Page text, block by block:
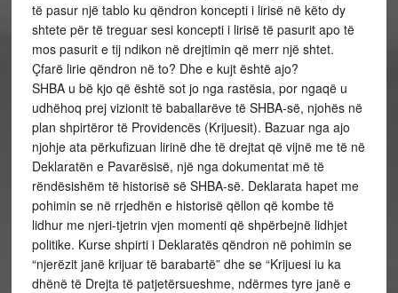
të pasur një tablo ku qëndron koncepti i lirisë në këto dy
shtete për të treguar sesi koncepti i lirisë të pasurit apo të
mos pasurit e tij ndikon në drejtimin që merr një shtet.
Çfarë lirie qëndron në to? Dhe e kujt është ajo?
SHBA u bë kjo që është sot jo nga rastësia, por ngaqë u
udhëhoq prej vizionit të baballarëve të SHBA-së, njohës në
plan shpirtëror të Providencës (Krijuesit). Bazuar nga ajo
njohje ata përkufizuan lirinë dhe të drejtat që vijnë me të në
Deklaratën e Pavarësisë, një nga dokumentat më të
rëndësishëm të historisë së SHBA-së. Deklarata hapet me
pohimin se në rrjedhën e historisë qëllon që kombe të
lidhur me njeri-tjetrin vjen momenti që shpërbejnë lidhjet
politike. Kurse shpirti i Deklaratës qëndron në pohimin se
“njerëzit janë krijuar të barabartë” dhe se “Krijuesi iu ka
dhënë të Drejta të patjetërsueshme, ndërmes tyre janë e